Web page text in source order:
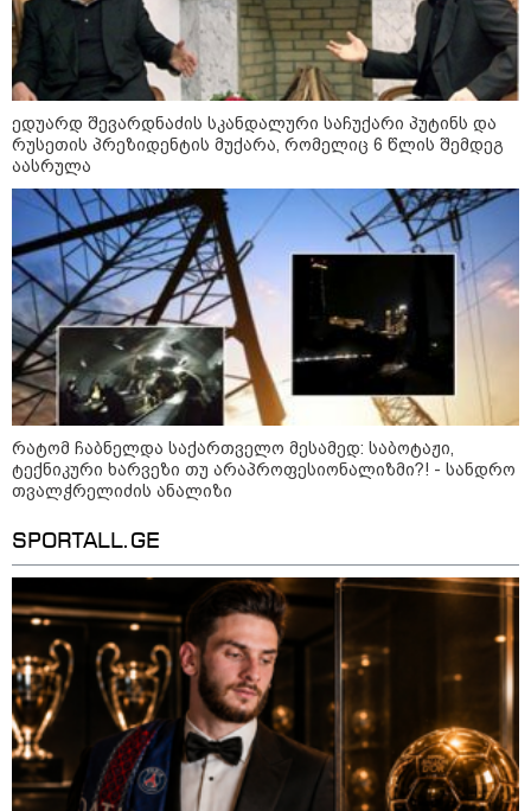
09:52 / 07-08-2026
"რაკეტები ჩვენც გვჭირდება" - დონალდ
ტრამპი უკრაინისთვის Patriot-ის
რაკეტების გაგზავნაზე
13:24 / 07-08-2026
ძვირი და ყველაზე იაფი
09:05 / 07-08-2026
მკვლელობა პირდაპირ ეთერში:
ცნობილ "ტიკტოკერს" ლაივის
დროს ესროლეს, ის ადგილზე
გარდაიცვალა - რას ამბობს
მომხდარზე მექსიკის პოლიცია
ედუარდ შევარდნაძის სკანდალური საჩუქარი პუტინს და
რუსეთის პრეზიდენტის მუქარა, რომელიც 6 წლის შემდეგ
აასრულა
რატომ ჩაბნელდა საქართველო მესამედ: საბოტაჟი,
ტექნიკური ხარვეზი თუ არაპროფესიონალიზმი?! - სანდრო
თვალჭრელიძის ანალიზი
SPORTALL.GE